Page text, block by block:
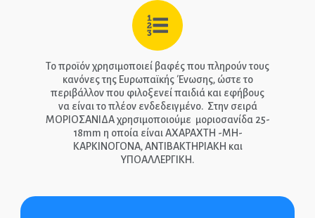
Το προϊόν χρησιμοποιεί βαφές που πληρούν τους
κανόνες της Ευρωπαϊκής Ένωσης, ώστε το
περιβάλλον που φιλοξενεί παιδιά και εφήβους
να είναι το πλέον ενδεδειγμένο. Στην σειρά
ΜΟΡΙΟΣΑΝΙΔΑ χρησιμοποιούμε μοριοσανίδα 25-
18mm η οποία είναι ΑΧΑΡΑΧΤΗ -ΜΗ-
ΚΑΡΚΙΝΟΓΟΝΑ, ΑΝΤΙΒΑΚΤΗΡΙΑΚΗ και
ΥΠΟΑΛΛΕΡΓΙΚΗ.